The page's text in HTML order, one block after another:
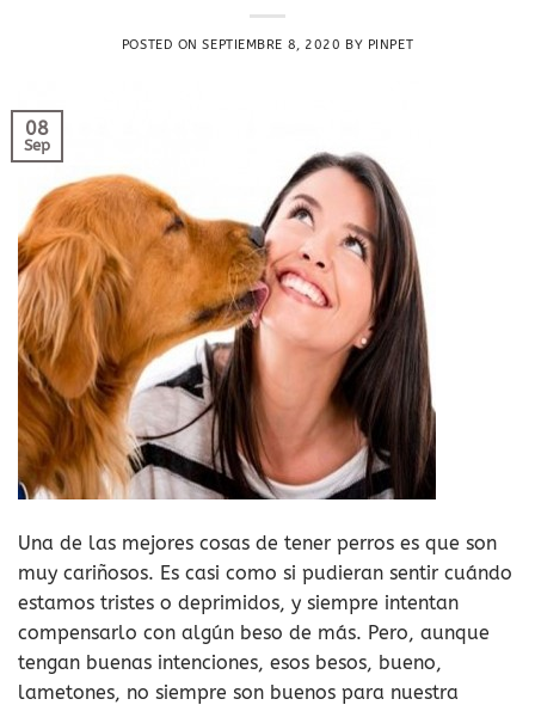
POSTED ONSEPTIEMBRE 8, 2020 BY PINPET
08
Sep
Una de las mejores cosas de tener perros es que son
muy cariñosos. Es casi como si pudieran sentir cuándo
estamos tristes o deprimidos, y siempre intentan
compensarlo con algún beso de más. Pero, aunque
tengan buenas intenciones, esos besos, bueno,
lametones, no siempre son buenos para nuestra